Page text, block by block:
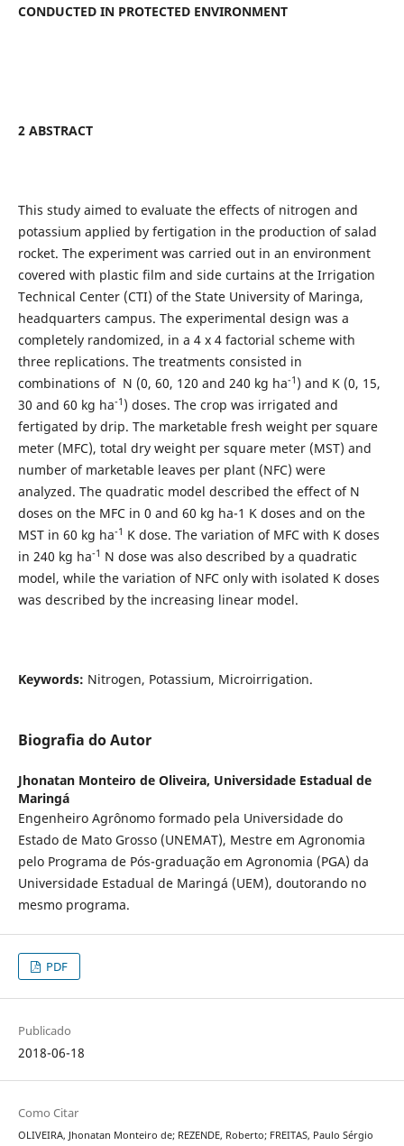
CONDUCTED IN PROTECTED ENVIRONMENT
2 ABSTRACT
This study aimed to evaluate the effects of nitrogen and
potassium applied by fertigation in the production of salad
rocket. The experiment was carried out in an environment
covered with plastic film and side curtains at the Irrigation
Technical Center (CTI) of the State University of Maringa,
headquarters campus. The experimental design was a
completely randomized, in a 4 x 4 factorial scheme with
three replications. The treatments consisted in
combinations of N (0, 60, 120 and 240 kg ha-1 ) and K (0, 15,
30 and 60 kg ha-1 ) doses. The crop was irrigated and
fertigated by drip. The marketable fresh weight per square
meter (MFC), total dry weight per square meter (MST) and
number of marketable leaves per plant (NFC) were
analyzed. The quadratic model described the effect of N
doses on the MFC in 0 and 60 kg ha-1 K doses and on the
MST in 60 kg ha-1 K dose. The variation of MFC with K doses
in 240 kg ha-1 N dose was also described by a quadratic
model, while the variation of NFC only with isolated K doses
was described by the increasing linear model.
Keywords: Nitrogen, Potassium, Microirrigation.
Biografia do Autor
Jhonatan Monteiro de Oliveira, Universidade Estadual de
Maringá
Engenheiro Agrônomo formado pela Universidade do
Estado de Mato Grosso (UNEMAT), Mestre em Agronomia
pelo Programa de Pós-graduação em Agronomia (PGA) da
Universidade Estadual de Maringá (UEM), doutorando no
mesmo programa.
PDF
Publicado
2018-06-18
Como Citar
OLIVEIRA, Jhonatan Monteiro de; REZENDE, Roberto; FREITAS, Paulo Sérgio